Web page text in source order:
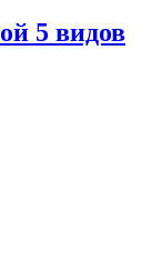
5 видов